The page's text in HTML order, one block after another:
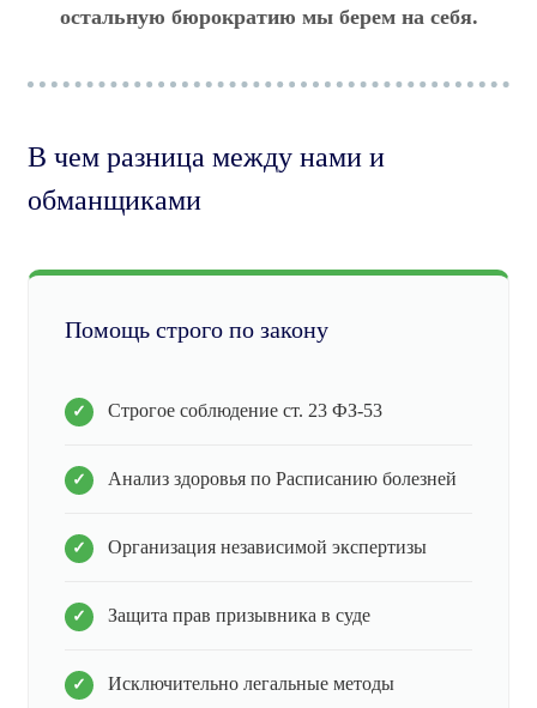
остальную бюрократию мы берем на себя.
В чем разница между нами и
обманщиками
Помощь строго по закону
Строгое соблюдение ст. 23 ФЗ-53
Анализ здоровья по Расписанию болезней
Организация независимой экспертизы
Защита прав призывника в суде
Исключительно легальные методы